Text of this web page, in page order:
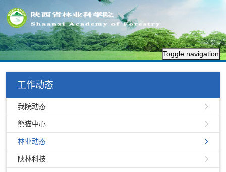
Toggle navigation
工作动态
我院动态
熊猫中心
林业动态
陕林科技